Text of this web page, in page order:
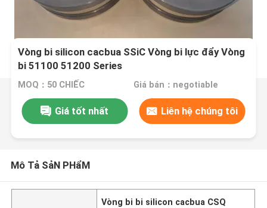
Vòng bi silicon cacbua SSiC Vòng bi lực đẩy Vòng
bi 51100 51200 Series
MOQ：50 CHIẾC Giá bán：negotiable
Giá tốt nhất Liên hệ chúng tôi
Mô Tả SảN PHẩM
Vòng bi bi silicon cacbua CSQ